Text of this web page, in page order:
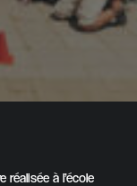
à l’école